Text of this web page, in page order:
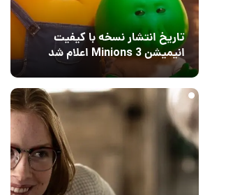
تاریخ انتشار نسخه با کیفیت
انیمیشن Minions 3 اعلام شد